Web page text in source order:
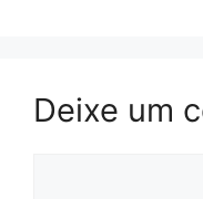
Deixe um